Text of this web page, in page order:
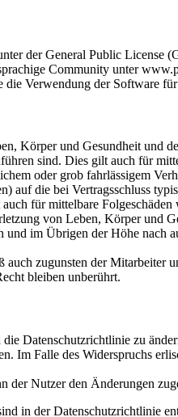
der General Public
Community unter
Verwendung der Software
Körper und Gesundheit und
sind. Dies gilt auch für
oder grob fahrlässigem
auf die bei Vertragsschluss
für mittelbare
von Leben, Körper und
und im Übrigen der Höhe
zugunsten der Mitarbeiter
bleiben unberührt.
Datenschutzrichtlinie zu
Im Falle des Widerspruchs
der Nutzer den Änderungen
in der Datenschutzrichtlinie